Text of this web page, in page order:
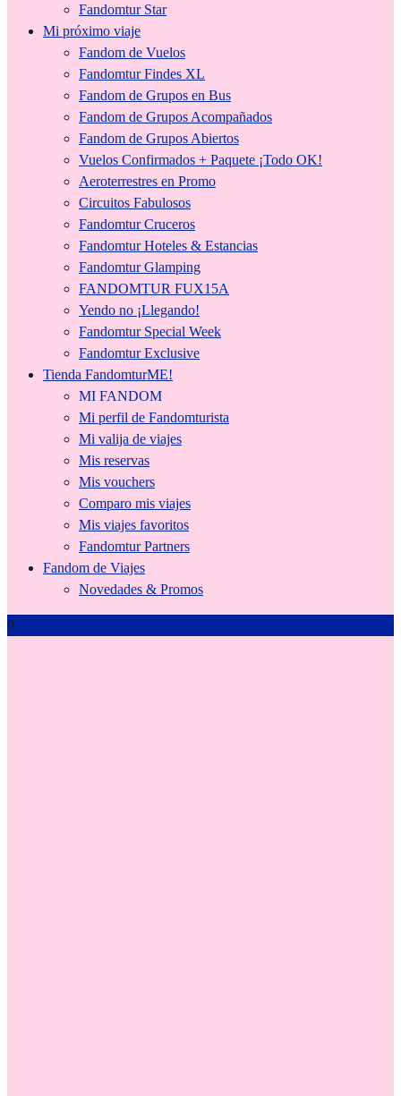
Fandomtur Star
Mi próximo viaje
Fandom de Vuelos
Fandomtur Findes XL
Fandom de Grupos en Bus
Fandom de Grupos Acompañados
Fandom de Grupos Abiertos
Vuelos Confirmados + Paquete ¡Todo OK!
Aeroterrestres en Promo
Circuitos Fabulosos
Fandomtur Cruceros
Fandomtur Hoteles & Estancias
Fandomtur Glamping
FANDOMTUR FUX15A
Yendo no ¡Llegando!
Fandomtur Special Week
Fandomtur Exclusive
Tienda FandomturME!
MI FANDOM
Mi perfil de Fandomturista
Mi valija de viajes
Mis reservas
Mis vouchers
Comparo mis viajes
Mis viajes favoritos
Fandomtur Partners
Fandom de Viajes
Novedades & Promos
0